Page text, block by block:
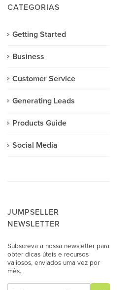
CATEGORIAS
Getting Started
Business
Customer Service
Generating Leads
Products Guide
Social Media
JUMPSELLER
NEWSLETTER
Subscreva a nossa newsletter para
obter dicas úteis e recursos
valiosos, enviados uma vez por
mês.